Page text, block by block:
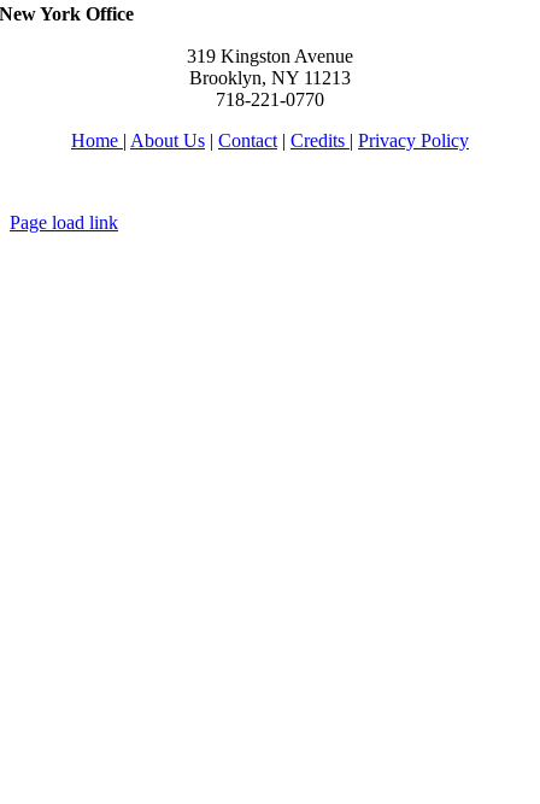
New York Office
319 Kingston Avenue
Brooklyn, NY 11213
718-221-0770
Home | About Us | Contact | Credits | Privacy Policy
Page load link